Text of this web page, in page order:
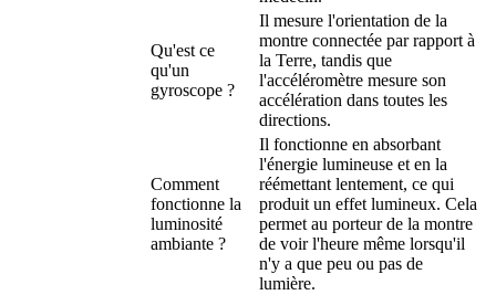
Qu'est ce
qu'un
gyroscope ?
Il mesure l'orientation de la
montre connectée par rapport à
la Terre, tandis que
l'accéléromètre mesure son
accélération dans toutes les
directions.
Comment
fonctionne la
luminosité
ambiante ?
Il fonctionne en absorbant
l'énergie lumineuse et en la
réémettant lentement, ce qui
produit un effet lumineux. Cela
permet au porteur de la montre
de voir l'heure même lorsqu'il
n'y a que peu ou pas de
lumière.